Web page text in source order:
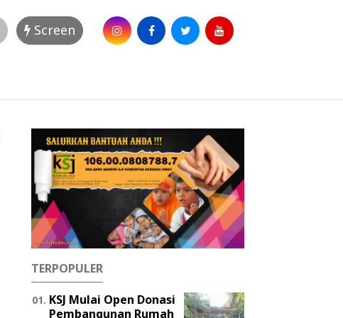
Screen
TERPOPULER
KSJ Mulai Open Donasi
Pembangunan Rumah